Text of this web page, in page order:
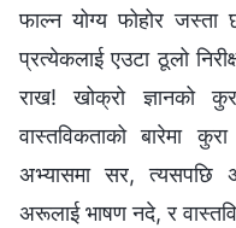
फाल्न योग्य फोहोर जस्ता
प्रत्येकलाई एउटा ठूलो
राख! खोक्रो ज्ञानको
वास्तविकताको बारेमा
अभ्यासमा सर, त्यसपछि
अरूलाई भाषण नदे, र